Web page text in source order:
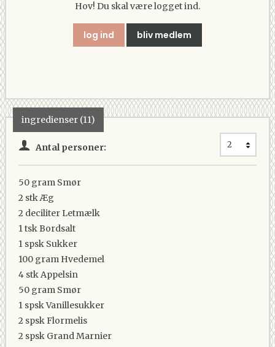
Hov! Du skal være logget ind.
log ind bliv medlem
ingredienser (11)
Antal personer:
50 gram Smør
2 stkÆg
2 deciliter Letmælk
1 tskBordsalt
1 spsk Sukker
100 gram Hvedemel
4 stkAppelsin
50 gram Smør
1 spskVanillesukker
2 spskFlormelis
2 spsk Grand Marnier